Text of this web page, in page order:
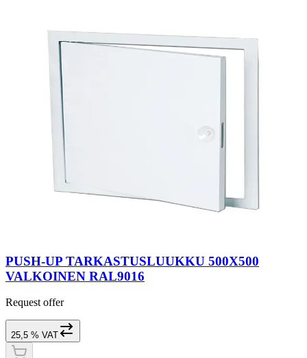
PUSH-UP TARKASTUSLUUKKU 500X500
VALKOINEN RAL9016
Request offer
25,5 % VAT